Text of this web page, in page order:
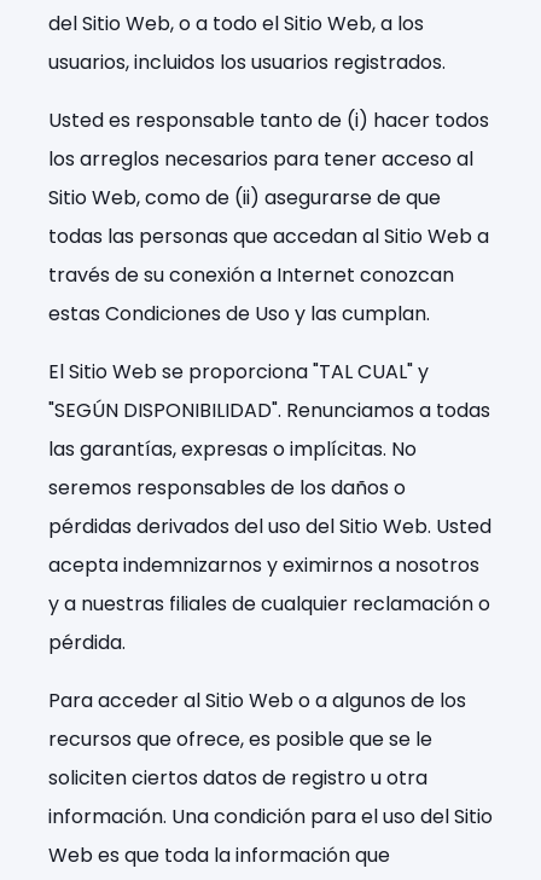
del Sitio Web, o a todo el Sitio Web, a los
usuarios, incluidos los usuarios registrados.
Usted es responsable tanto de (i) hacer todos
los arreglos necesarios para tener acceso al
Sitio Web, como de (ii) asegurarse de que
todas las personas que accedan al Sitio Web a
través de su conexión a Internet conozcan
estas Condiciones de Uso y las cumplan.
El Sitio Web se proporciona "TAL CUAL" y
"SEGÚN DISPONIBILIDAD". Renunciamos a todas
las garantías, expresas o implícitas. No
seremos responsables de los daños o
pérdidas derivados del uso del Sitio Web. Usted
acepta indemnizarnos y eximirnos a nosotros
y a nuestras filiales de cualquier reclamación o
pérdida.
Para acceder al Sitio Web o a algunos de los
recursos que ofrece, es posible que se le
soliciten ciertos datos de registro u otra
información. Una condición para el uso del Sitio
Web es que toda la información que